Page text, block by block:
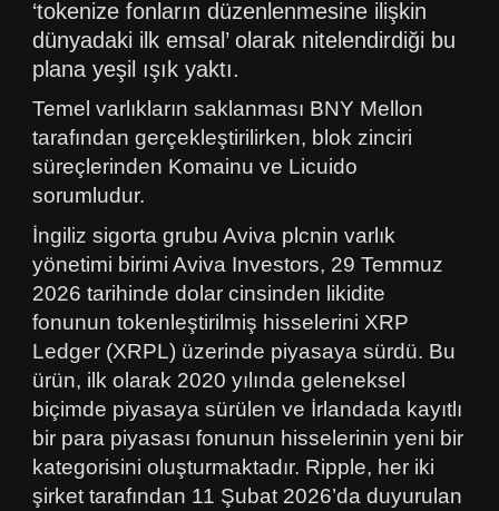
‘tokenize fonların düzenlenmesine ilişkin
dünyadaki ilk emsal’ olarak nitelendirdiği bu
plana yeşil ışık yaktı.
Temel varlıkların saklanması BNY Mellon
tarafından gerçekleştirilirken, blok zinciri
süreçlerinden Komainu ve Licuido
sorumludur.
İngiliz sigorta grubu Aviva plcnin varlık
yönetimi birimi Aviva Investors, 29 Temmuz
2026 tarihinde dolar cinsinden likidite
fonunun tokenleştirilmiş hisselerini XRP
Ledger (XRPL) üzerinde piyasaya sürdü. Bu
ürün, ilk olarak 2020 yılında geleneksel
biçimde piyasaya sürülen ve İrlandada kayıtlı
bir para piyasası fonunun hisselerinin yeni bir
kategorisini oluşturmaktadır. Ripple, her iki
şirket tarafından 11 Şubat 2026’da duyurulan